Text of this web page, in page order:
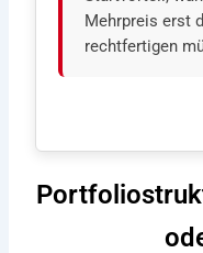
Mehrpreis erst
rechtfertigen